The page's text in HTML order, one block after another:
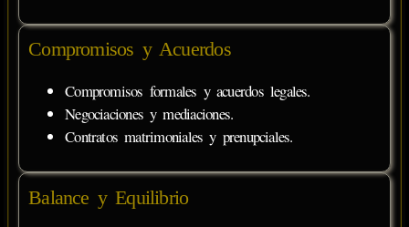
Compromisos y Acuerdos
Compromisos formales y acuerdos legales.
Negociaciones y mediaciones.
Contratos matrimoniales y prenupciales.
Balance y Equilibrio